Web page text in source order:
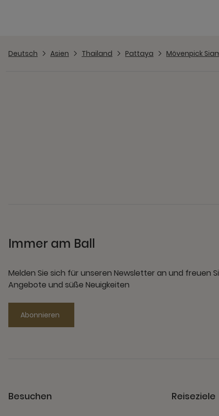
Deutsch Asien Thailand Pattaya Mövenpick
Immer am Ball
Melden Sie sich für unseren Newsletter an und freuen
Angebote und süße Neuigkeiten
Abonnieren
Besuchen Reiseziele